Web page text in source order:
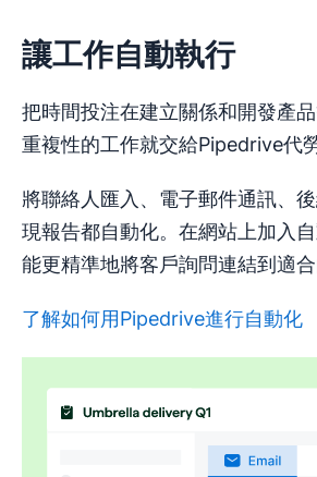
讓工作自動執行
把時間投注在建立關係和開發產
重複性的工作就交給Pipedrive代勞
將聯絡人匯入、電子郵件通訊、
現報告都自動化。在網站上加入
能更精準地將客戶詢問連結到適合
了解如何用Pipedrive進行自動化
在新視窗開啟